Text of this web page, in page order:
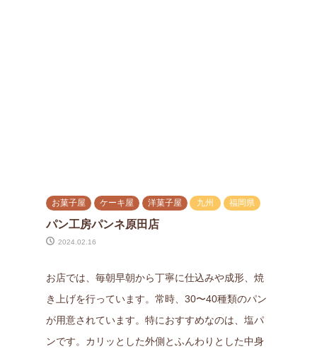
お菓子屋 ケーキ屋 洋菓子屋 九州 福岡県
パン工房パンネ原田店
2024.02.16
お店では、毎朝早朝から丁寧に仕込みや成形、焼
き上げを行っています。常時、30〜40種類のパン
が用意されています。特におすすめなのは、塩パ
ンです。カリッとした外側とふんわりとした中身